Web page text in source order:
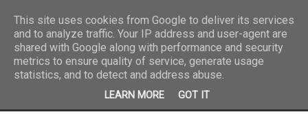
REPORTAZ NET
This site uses cookies from Google to deliver its services
and to analyze traffic. Your IP address and user-agent are
shared with Google along with performance and security
metrics to ensure quality of service, generate usage
statistics, and to detect and address abuse.
LEARN MORE GOT IT